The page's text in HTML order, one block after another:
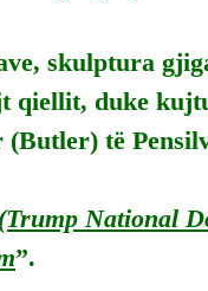
skulptura
duke
të
National
”.